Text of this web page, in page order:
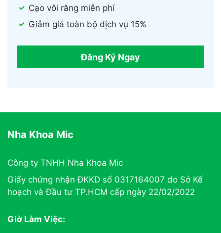
Cạo vôi răng miễn phí
Giảm giá toàn bộ dịch vụ 15%
Đăng Ký Ngay
Nha Khoa Mic
Công ty TNHH Nha Khoa Mic
Giấy chứng nhận ĐKKD số 0317164007 do Sở Kế
hoạch và Đầu tư TP.HCM cấp ngày 22/02/2022
Giờ Làm Việc: